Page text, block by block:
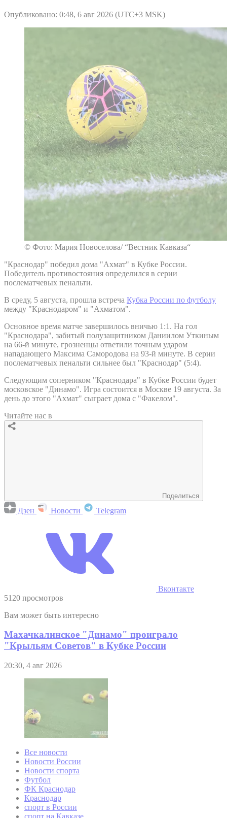
Опубликовано: 0:48, 6 авг 2026 (UTC+3 MSK)
© Фото: Мария Новоселова/ “Вестник Кавказа“
"Краснодар" победил дома "Ахмат" в Кубке России.
Победитель противостояния определился в серии
послематчевых пенальти.
В среду, 5 августа, прошла встреча Кубка России по футболу
между "Краснодаром" и "Ахматом".
Основное время матче завершилось вничью 1:1. На гол
"Краснодара", забитый полузащитником Даниилом Уткиным
на 66-й минуте, грозненцы ответили точным ударом
нападающего Максима Самородова на 93-й минуте. В серии
послематчевых пенальти сильнее был "Краснодар" (5:4).
Следующим соперником "Краснодара" в Кубке России будет
московское "Динамо". Игра состоится в Москве 19 августа. За
день до этого "Ахмат" сыграет дома с "Факелом".
Читайте нас в
Поделиться
Дзен Новости Telegram
Вконтакте
5120 просмотров
Вам может быть интересно
Махачкалинское "Динамо" проиграло
"Крыльям Советов" в Кубке России
20:30, 4 авг 2026
Все новости
Новости России
Новости спорта
Футбол
ФК Краснодар
Краснодар
спорт в России
спорт на Кавказе